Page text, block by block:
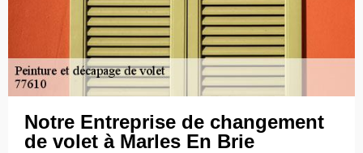
Notre Entreprise de changement
de volet à Marles En Brie